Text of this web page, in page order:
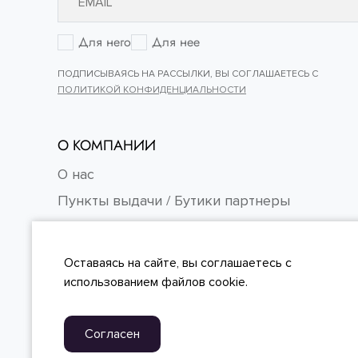
Для него Для нее
ПОДПИСЫВАЯСЬ НА РАССЫЛКИ, ВЫ СОГЛАШАЕТЕСЬ С
ПОЛИТИКОЙ КОНФИДЕНЦИАЛЬНОСТИ
О КОМПАНИИ
О нас
Пункты выдачи / Бутики партнеры
Контакты
FAQ
Оставаясь на сайте, вы соглашаетесь с
использованием файлов cookie.
Согласен